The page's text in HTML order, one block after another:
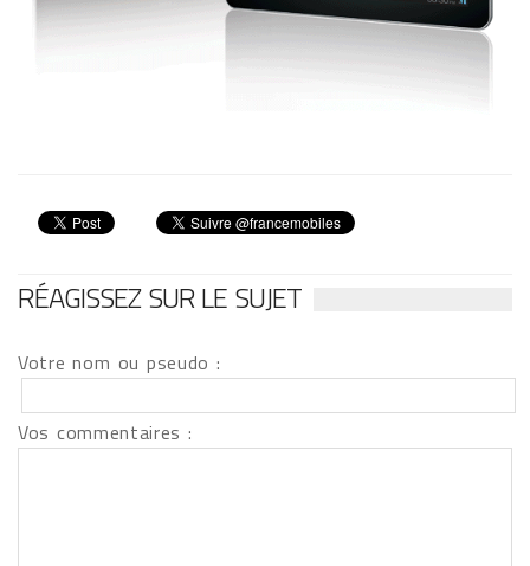
RÉAGISSEZ SUR LE SUJET
Votre nom ou pseudo :
Vos commentaires :